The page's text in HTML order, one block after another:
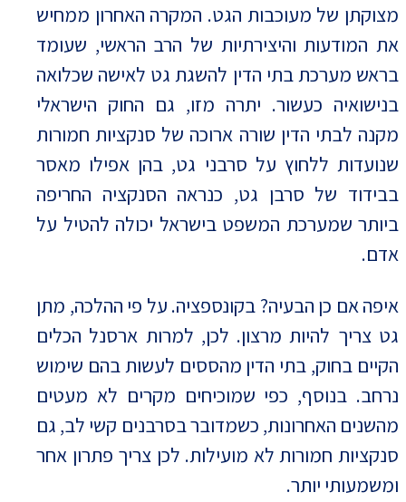
מצוקתן של מעוכבות הגט. המקרה האחרון ממחיש
את המודעות והיצירתיות של הרב הראשי, שעומד
בראש מערכת בתי הדין להשגת גט לאישה שכלואה
בנישואיה כעשור. יתרה מזו, גם החוק הישראלי
מקנה לבתי הדין שורה ארוכה של סנקציות חמורות
שנועדות ללחוץ על סרבני גט, בהן אפילו מאסר
בבידוד של סרבן גט, כנראה הסנקציה החריפה
ביותר שמערכת המשפט בישראל יכולה להטיל על
אדם.
איפה אם כן הבעיה? בקונספציה. על פי ההלכה, מתן
גט צריך להיות מרצון. לכן, למרות ארסנל הכלים
הקיים בחוק, בתי הדין מהססים לעשות בהם שימוש
נרחב. בנוסף, כפי שמוכיחים מקרים לא מעטים
מהשנים האחרונות, כשמדובר בסרבנים קשי לב, גם
סנקציות חמורות לא מועילות. לכן צריך פתרון אחר
ומשמעותי יותר.